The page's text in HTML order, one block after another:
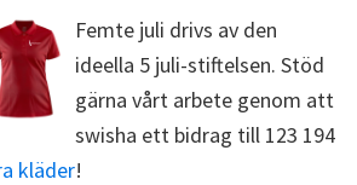
e
r
)
Femte juli drivs av den
ideella 5 juli-stiftelsen. Stöd
gärna vårt arbete genom att
swisha ett bidrag till 123 194
kläder!